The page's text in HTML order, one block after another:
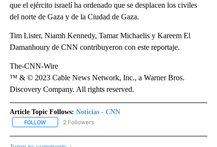
que el ejército israelí ha ordenado que se desplacen los civiles
del norte de Gaza y de la Ciudad de Gaza.
Tim Lister, Niamh Kennedy, Tamar Michaelis y Kareem El
Damanhoury de CNN contribuyeron con este reportaje.
The-CNN-Wire
™ & © 2023 Cable News Network, Inc., a Warner Bros.
Discovery Company. All rights reserved.
Article Topic Follows: Noticias - CNN
FOLLOW FOLLOW "NOTICIAS - CNN" TO RECEIVE NOTIFICATIONS ABOUT
2 Followers